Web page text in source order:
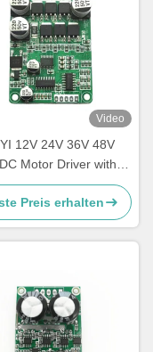
Video
12V 24V 36V 48V
Motor Driver with
IC and Wide Voltage
for 10A Current
Preis erhalten